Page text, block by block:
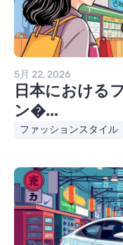
5月 22, 2026
日本における
ン�...
ファッションスタイル